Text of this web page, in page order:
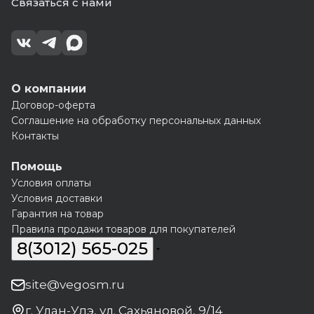
О компании
Договор-оферта
Соглашение на обработку персональных данных
Контакты
Помощь
Условия оплаты
Условия доставки
Гарантия на товар
Правила продажи товаров для покупателей
8(3012) 565-025
site@vegosm.ru
г. Улан-Удэ, ул. Сахьяновой, 9/14